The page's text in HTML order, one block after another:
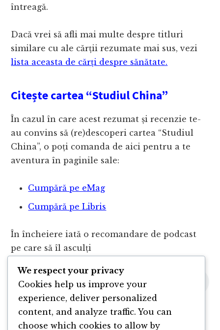
întreagă.
Dacă vrei să afli mai multe despre titluri
similare cu ale cărții rezumate mai sus, vezi
lista aceasta de cărți despre sănătate.
Citește cartea “Studiul China”
În cazul în care acest rezumat și recenzie te-
au convins să (re)descoperi cartea “Studiul
China”, o poți comanda de aici pentru a te
aventura în paginile sale:
Cumpără pe eMag
Cumpără pe Libris
În încheiere iată o recomandare de podcast
pe care să îl asculți
We respect your privacy
Cookies help us improve your
experience, deliver personalized
content, and analyze traffic. You can
choose which cookies to allow by